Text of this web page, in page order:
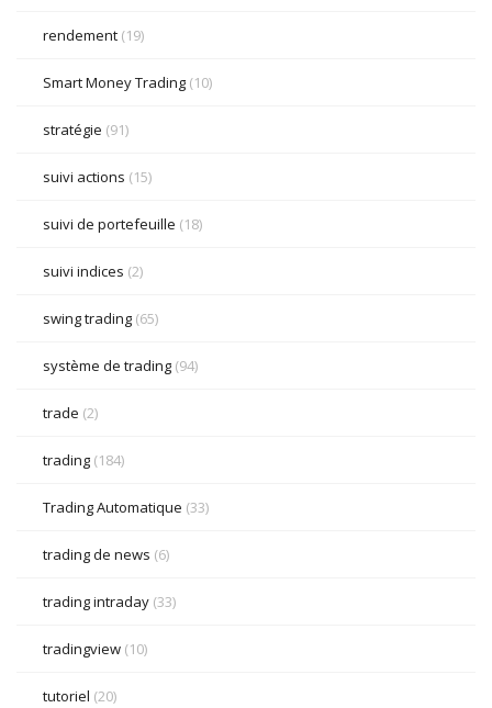
rendement (19)
Smart Money Trading (10)
stratégie (91)
suivi actions (15)
suivi de portefeuille (18)
suivi indices (2)
swing trading (65)
système de trading (94)
trade (2)
trading (184)
Trading Automatique (33)
trading de news (6)
trading intraday (33)
tradingview (10)
tutoriel (20)